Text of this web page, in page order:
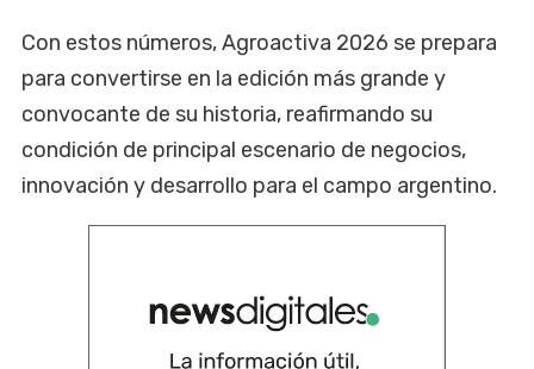
Con estos números, Agroactiva 2026 se prepara
para convertirse en la edición más grande y
convocante de su historia, reafirmando su
condición de principal escenario de negocios,
innovación y desarrollo para el campo argentino.